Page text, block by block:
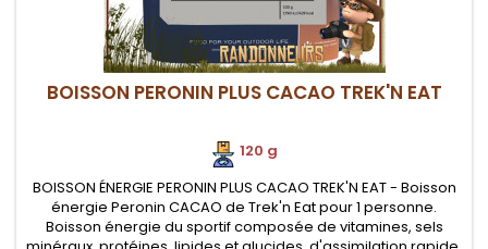
BOISSON PERONIN PLUS CACAO TREK'N EAT
120 g
BOISSON ÉNERGIE PERONIN PLUS CACAO TREK'N EAT - Boisson
énergie Peronin CACAO de Trek'n Eat pour 1 personne.
Boisson énergie du sportif composée de vitamines, sels